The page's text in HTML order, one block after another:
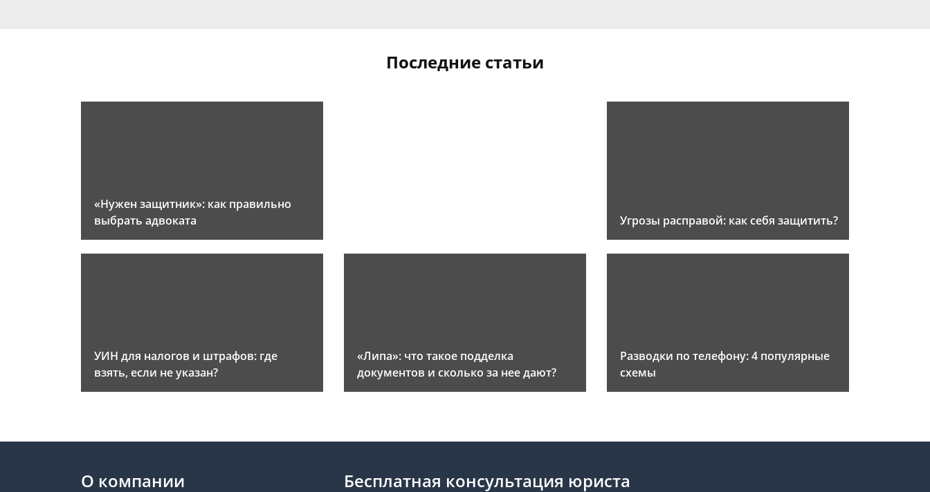
Последние статьи
«Нужен защитник»: как правильно
выбрать адвоката
Угрозы расправой: как себя защитить?
УИН для налогов и штрафов: где
взять, если не указан?
«Липа»: что такое подделка
документов и сколько за нее дают?
Разводки по телефону: 4 популярные
схемы
О компании Бесплатная консультация юриста